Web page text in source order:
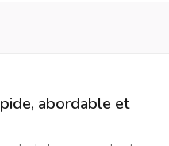
abordable et